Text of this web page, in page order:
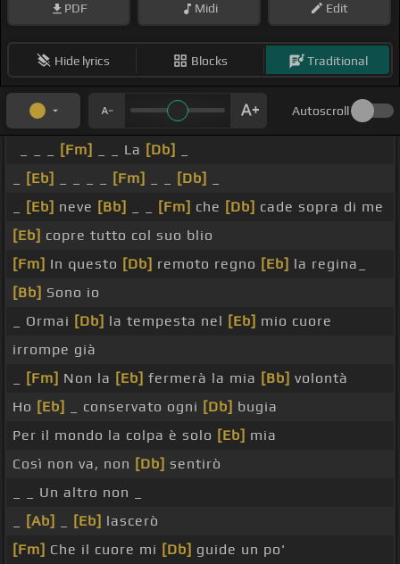
PDF Midi Edit
Hide lyrics Blocks Traditional
Autoscroll
[Fm] _ _ La [Db]
[Eb] [Fm] [Db]
[Eb] neve [Bb] [Fm] che [Db] cade sopra di me
[Eb] copre tutto col suo blio
[Fm] In questo [Db] remoto regno [Eb] la regina_
[Bb] Sono io
_ Ormai [Db] la tempesta nel [Eb] mio cuore
irrompe già
[Fm] Non la [Eb] fermerà la mia [Bb] volontà
Ho [Eb] _ conservato ogni [Db] bugia
Per il mondo la colpa è solo [Eb] mia
Così non va, non [Db] sentirò
_ _ Un altro non _
[Ab] [Eb] lascerò
[Fm] Che il cuore mi [Db] guide un po'